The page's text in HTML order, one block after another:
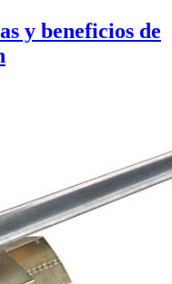
y beneficios de